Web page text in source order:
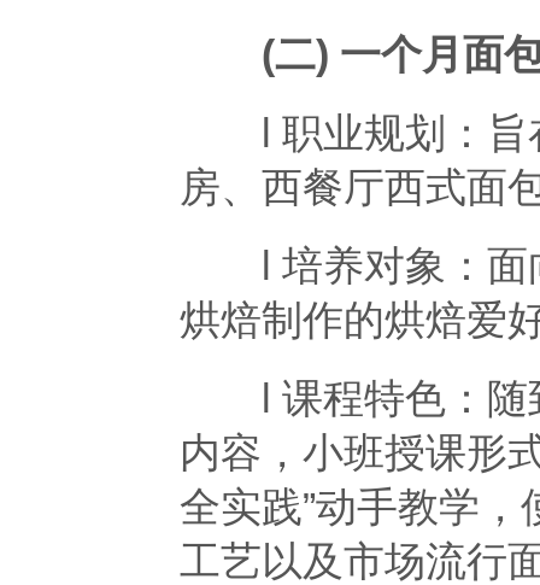
(二) 一个月面包
l 职业规划：旨
房、西餐厅西式面
l 培养对象：面
烘焙制作的烘焙爱
l 课程特色：随
内容，小班授课形
全实践”动手教学
工艺以及市场流行